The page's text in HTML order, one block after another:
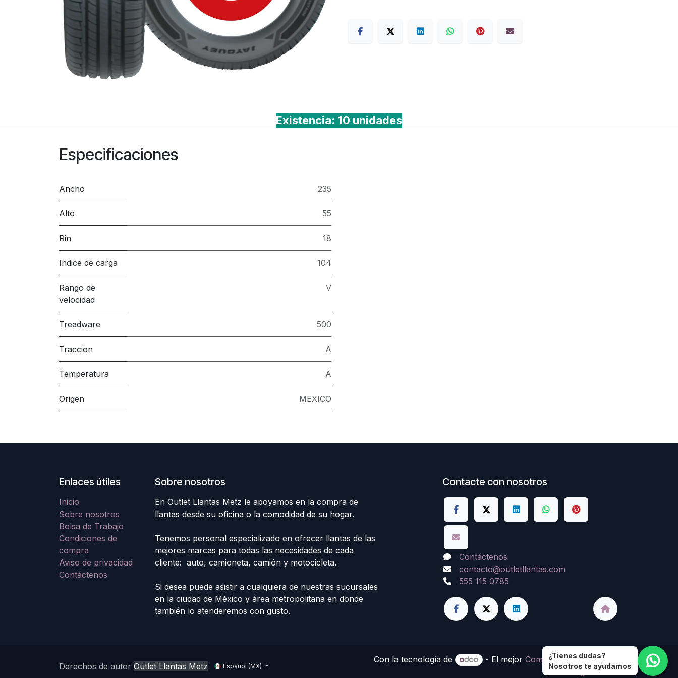
Existencia: 10 unidades
Especificaciones
Ancho 235
Alto 55
Rin 18
Indice de carga 104
Rango de
velocidad
V
Treadware 500
Traccion A
Temperatura A
Origen MEXICO
Enlaces útiles
Inicio
Sobre nosotros
Bolsa de Trabajo
Condiciones de
compra
Aviso de privacidad
Contáctenos
Sobre nosotros
En Outlet Llantas Metz le apoyamos en la compra de
llantas desde su oficina o la comodidad de su hogar.
Tenemos personal especializado en ofrecer llantas de las
mejores marcas para todas las necesidades de cada
cliente: auto, camioneta, camión y motocicleta.
Si desea puede asistir a cualquiera de nuestras sucursales
en la ciudad de México y área metropolitana en donde
también lo atenderemos con gusto.
Contacte con nosotros
Contáctenos
contacto@outletllantas.com
555 115 0785
Derechos de autor Outlet Llantas Metz Español (MX)
Con la tecnología de - El mejor Comercio electrónico de
código abierto
¿Tienes dudas?
Nosotros te ayudamos